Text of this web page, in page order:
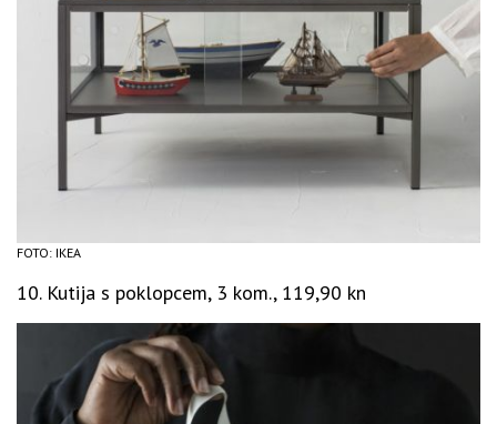
FOTO: IKEA
10. Kutija s poklopcem, 3 kom., 119,90 kn